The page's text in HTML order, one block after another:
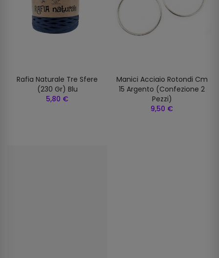
Rafia Naturale Tre Sfere
(230 Gr) Blu
5,80 €
Manici Acciaio Rotondi Cm
15 Argento (confezione 2
Pezzi)
9,50 €